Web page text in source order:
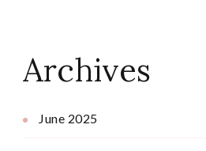
Archives
June 2025